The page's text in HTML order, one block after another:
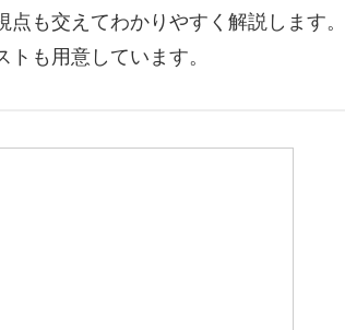
も交えてわかりやすく解説します。
も用意しています。